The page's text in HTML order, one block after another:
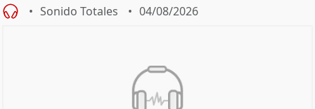
Sonido Totales 04/08/2026